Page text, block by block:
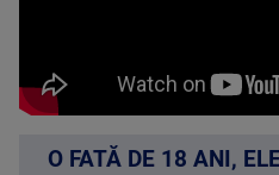
O FATĂ DE 18 ANI,